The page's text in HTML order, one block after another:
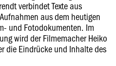
verbindet Texte aus
aus dem heutigen
und Fotodokumenten. Im
wird der Filmemacher Heiko
die Eindrücke und Inhalte des